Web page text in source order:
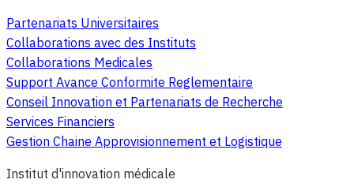
Partenariats Universitaires
Collaborations avec des Instituts
Collaborations Medicales
Support Avance Conformite Reglementaire
Conseil Innovation et Partenariats de Recherche
Services Financiers
Gestion Chaine Approvisionnement et Logistique
Institut d'innovation médicale